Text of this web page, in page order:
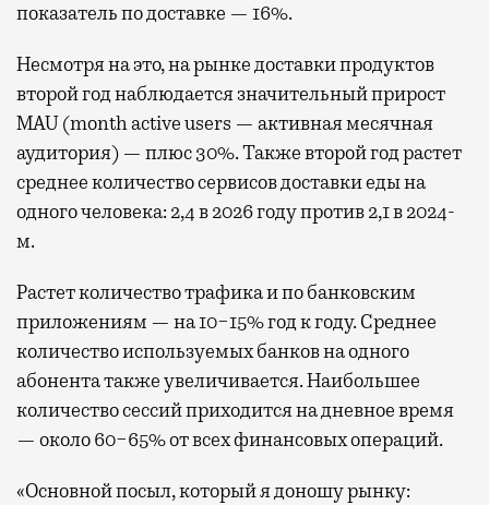
показатель по доставке — 16%.
Несмотря на это, на рынке доставки продуктов
второй год наблюдается значительный прирост
MAU (month active users — активная месячная
аудитория) — плюс 30%. Также второй год растет
среднее количество сервисов доставки еды на
одного человека: 2,4 в 2026 году против 2,1 в 2024-
м.
Растет количество трафика и по банковским
приложениям — на 10−15% год к году. Среднее
количество используемых банков на одного
абонента также увеличивается. Наибольшее
количество сессий приходится на дневное время
— около 60−65% от всех финансовых операций.
«Основной посыл, который я доношу рынку: